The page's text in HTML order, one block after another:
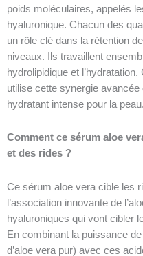
poids moléculaires, appelés
hyaluronique. Chacun des
un rôle clé dans la rétention
niveaux. Ils travaillent
hydrolipidique et
utilise cette synergie avancée
hydratant intense pour la peau.
Comment ce sérum aloe
et des rides ?
Ce sérum aloe vera cible les
l’association innovante de
hyaluroniques qui vont cibler
En combinant la puissance
d’aloe vera pur) avec ces